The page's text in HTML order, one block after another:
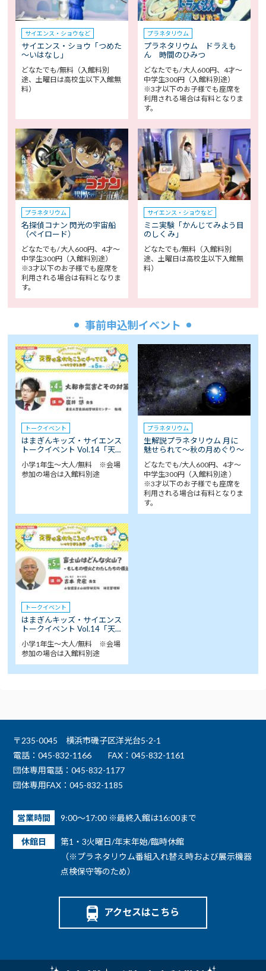
サイエンス・ショウなど
サイエンス・ショウ「つめた
～いはなし」
どなたでも/無料（入館料別
途、土曜日は高校生以下入館無
料）
プラネタリウム
プラネタリウム ドラえも
ん 時間のひみつ
どなたでも/ 大人600円、4才～
中学生300円（入館料別途）
※3才以下のお子様でも座席を
利用される場合は有料となりま
す。
プラネタリウム
名探偵コナン 閃光の宇宙船
（ペイロード）
どなたでも/ 大人600円、4才～
中学生300円（入館料別途）
※3才以下のお子様でも座席を
利用される場合は有料となりま
す。
サイエンス・ショウなど
ミニ実験「かんじてみよう目
のしくみ」
どなたでも/無料（入館料別
途、土曜日は高校生以下入館無
料）
事前申込制イベント
トークイベント
はまぎんキッズ・サイエンス
トークイベント Vol.14「天…
小学1年生～大人/無料 ※会場
参加の場合は入館料別途
プラネタリウム
生解説プラネタリウム 月に
魅せられて～秋の月めぐり～
どなたでも/大人600円、4才～
中学生300円（入館料別途 ）
※3才以下のお子様でも座席を
利用される場合は有料となりま
す。
トークイベント
はまぎんキッズ・サイエンス
トークイベント Vol.14「天…
小学1年生～大人/無料 ※会場
参加の場合は入館料別途
〒235-0045 横浜市磯子区洋光台5-2-1
電話：045-832-1166
FAX：045-832-1161
団体専用電話：045-832-1177
団体専用FAX：045-832-1185
営業時間 9:00～17:00 ※最終入館は16:00まで
休館日
第1・3火曜日/年末年始/臨時休館
（※プラネタリウム番組入れ替え時および展示機器
点検保守等のため）
アクセスはこちら